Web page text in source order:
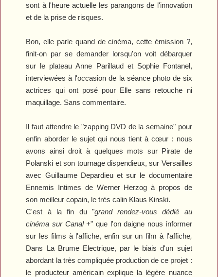
sont à l'heure actuelle les parangons de l'innovation
et de la prise de risques.
Bon, elle parle quand de cinéma, cette émission ?,
finit-on par se demander lorsqu'on voit débarquer
sur le plateau Anne Parillaud et Sophie Fontanel,
interviewées à l'occasion de la séance photo de six
actrices qui ont posé pour Elle sans retouche ni
maquillage. Sans commentaire.
Il faut attendre le "zapping DVD de la semaine" pour
enfin aborder le sujet qui nous tient à cœur : nous
avons ainsi droit à quelques mots sur Pirate de
Polanski et son tournage dispendieux, sur Versailles
avec Guillaume Depardieu et sur le documentaire
Ennemis Intimes de Werner Herzog à propos de
son meilleur copain, le très calin Klaus Kinski.
C'est à la fin du "grand rendez-vous dédié au
cinéma sur Canal +" que l'on daigne nous informer
sur les films à l'affiche, enfin sur un film à l'affiche,
Dans La Brume Electrique, par le biais d'un sujet
abordant la très compliquée production de ce projet :
le producteur américain explique la légère nuance